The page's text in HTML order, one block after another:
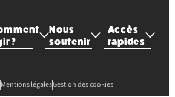
?
Nous
soutenir
Accès
rapides
Mentions légalesGestion des cookies